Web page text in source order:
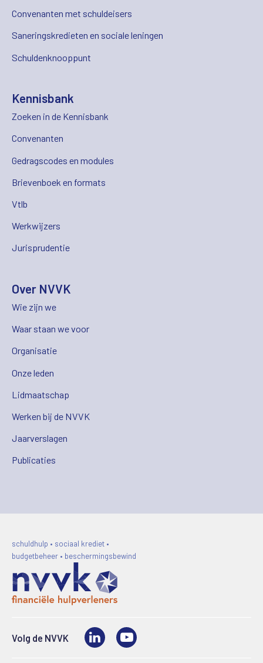
Convenanten met schuldeisers
Saneringskredieten en sociale leningen
Schuldenknooppunt
Kennisbank
Zoeken in de Kennisbank
Convenanten
Gedragscodes en modules
Brievenboek en formats
Vtlb
Werkwijzers
Jurisprudentie
Over NVVK
Wie zijn we
Waar staan we voor
Organisatie
Onze leden
Lidmaatschap
Werken bij de NVVK
Jaarverslagen
Publicaties
schuldhulp • sociaal krediet •
budgetbeheer • beschermingsbewind
Volg de NVVK LinkedIn